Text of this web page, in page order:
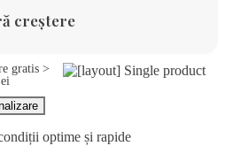
creștere
gratis >
optime și rapide